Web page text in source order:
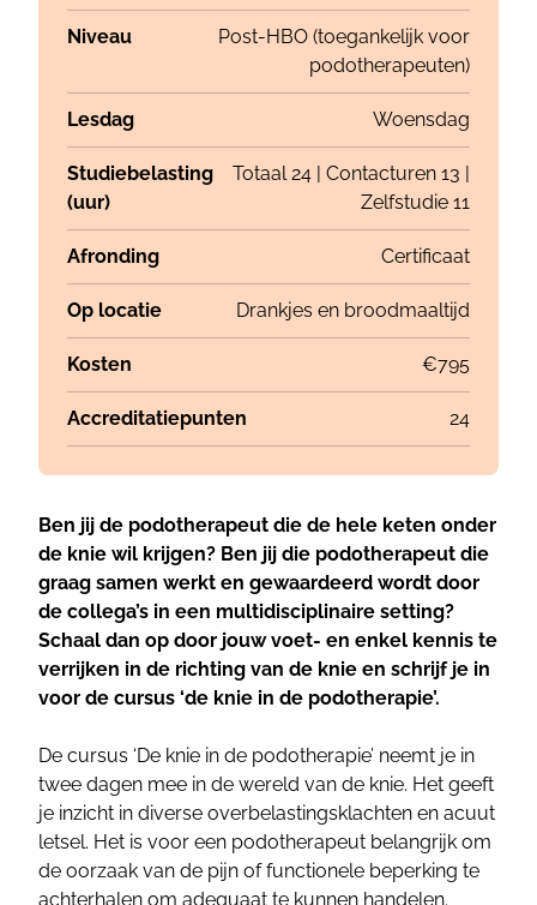
Ben jij de podotherapeut die de hele keten onder
de knie wil krijgen? Ben jij die podotherapeut die
graag samen werkt en gewaardeerd wordt door
de collega’s in een multidisciplinaire setting?
Schaal dan op door jouw voet- en enkel kennis te
verrijken in de richting van de knie en schrijf je in
voor de cursus ‘de knie in de podotherapie’.
De cursus ‘De knie in de podotherapie’ neemt je in
twee dagen mee in de wereld van de knie. Het geeft
je inzicht in diverse overbelastingsklachten en acuut
letsel. Het is voor een podotherapeut belangrijk om
de oorzaak van de pijn of functionele beperking te
achterhalen om adequaat te kunnen handelen.
Niveau
Post-HBO (toegankelijk voor
podotherapeuten)
Lesdag Woensdag
Studiebelasting
(uur)
Totaal 24 | Contacturen 13 |
Zelfstudie 11
Afronding Certificaat
Op locatie Drankjes en broodmaaltijd
Kosten €795
Accreditatiepunten 24